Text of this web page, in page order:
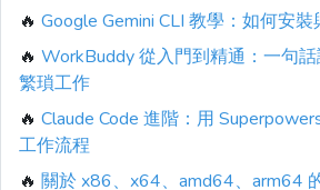
🔥 Google Gemini CLI 教學：如何安裝
🔥 WorkBuddy 從入門到精通：一句
繁瑣工作
🔥 Claude Code 進階：用
工作流程
🔥 關於 x86、x64、amd64、arm64